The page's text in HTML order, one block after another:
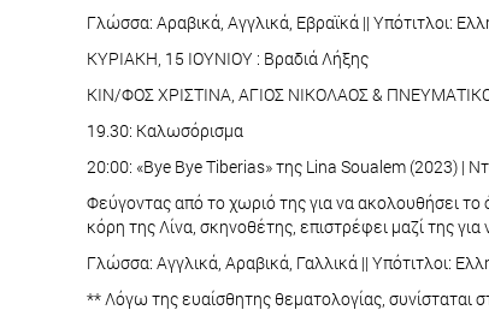
Γλώσσα: Αραβικά, Αγγλικά, Εβραϊκά || Υπότιτλοι:
KΥΡΙΑΚΗ, 15 ΙΟΥΝΙΟΥ : Βραδιά Λήξης
ΚΙΝ/ΦΟΣ ΧΡΙΣΤΙΝΑ, ΑΓΙΟΣ ΝΙΚΟΛΑΟΣ &
19.30: Καλωσόρισμα
20:00: «Bye Bye Tiberias» της Lina Soualem (2023) |
Φεύγοντας από το χωριό της για να ακολουθήσει το
κόρη της Λίνα, σκηνοθέτης, επιστρέφει μαζί της
Γλώσσα: Αγγλικά, Αραβικά, Γαλλικά || Υπότιτλοι:
** Λόγω της ευαίσθητης θεματολογίας, συνίσταται